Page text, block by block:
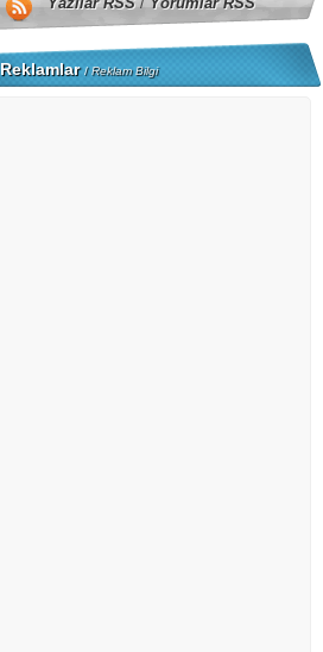
Reklamlar/Reklam Bilgi